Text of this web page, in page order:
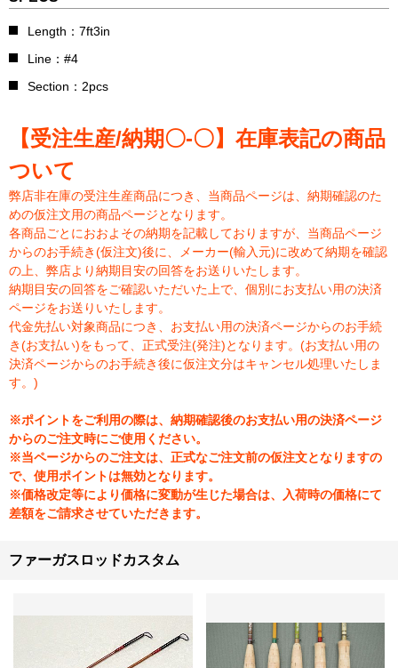
Length：7ft3in
Line：#4
Section：2pcs
【受注生産/納期〇-〇】在庫表記の商品
ついて
弊店非在庫の受注生産商品につき、当商品ページは、納期確認のた
めの仮注文用の商品ページとなります。
各商品ごとにおおよその納期を記載しておりますが、当商品ページ
からのお手続き(仮注文)後に、メーカー(輸入元)に改めて納期を確認
の上、弊店より納期目安の回答をお送りいたします。
納期目安の回答をご確認いただいた上で、個別にお支払い用の決済
ページをお送りいたします。
代金先払い対象商品につき、お支払い用の決済ページからのお手続
き(お支払い)をもって、正式受注(発注)となります。(お支払い用の
決済ページからのお手続き後に仮注文分はキャンセル処理いたしま
す。)
※ポイントをご利用の際は、納期確認後のお支払い用の決済ページ
からのご注文時にご使用ください。
※当ページからのご注文は、正式なご注文前の仮注文となりますの
で、使用ポイントは無効となります。
※価格改定等により価格に変動が生じた場合は、入荷時の価格にて
差額をご請求させていただきます。
ファーガスロッドカスタム